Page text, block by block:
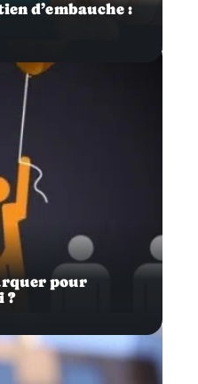
d’embauche :
pour
?